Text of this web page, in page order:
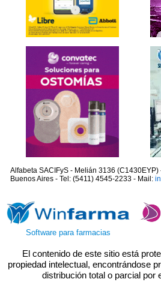
Alfabeta SACIFyS - Melián 3136
Buenos Aires - Tel: (5411) 4545-2233 - Mail:
Software para farmacias
El contenido de este sitio está
propiedad intelectual, encontrándose
distribución total o parcial por